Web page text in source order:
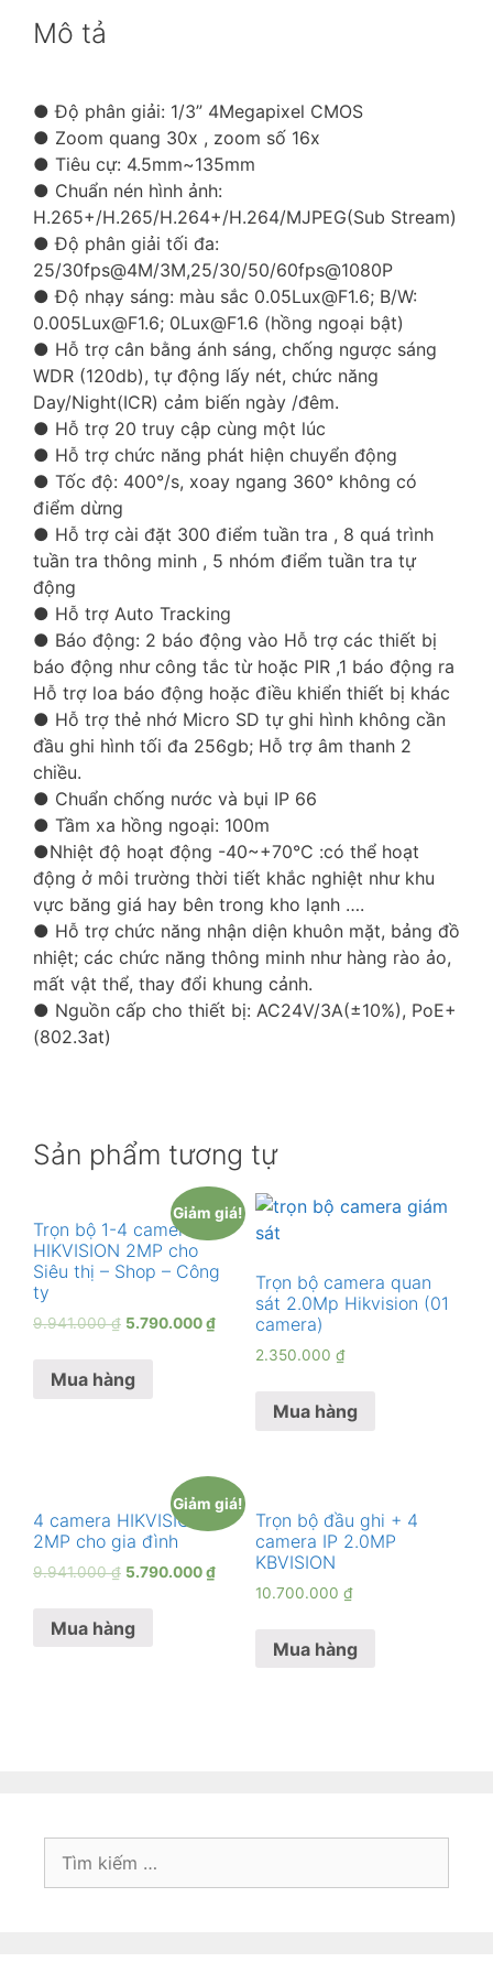
Mô tả
● Độ phân giải: 1/3” 4Megapixel CMOS
● Zoom quang 30x , zoom số 16x
● Tiêu cự: 4.5mm~135mm
● Chuẩn nén hình ảnh:
H.265+/H.265/H.264+/H.264/MJPEG(Sub Stream)
● Độ phân giải tối đa:
25/30fps@4M/3M,25/30/50/60fps@1080P
● Độ nhạy sáng: màu sắc 0.05Lux@F1.6; B/W:
0.005Lux@F1.6; 0Lux@F1.6 (hồng ngoại bật)
● Hỗ trợ cân bằng ánh sáng, chống ngược sáng
WDR (120db), tự động lấy nét, chức năng
Day/Night(ICR) cảm biến ngày /đêm.
● Hỗ trợ 20 truy cập cùng một lúc
● Hỗ trợ chức năng phát hiện chuyển động
● Tốc độ: 400°/s, xoay ngang 360° không có
điểm dừng
● Hỗ trợ cài đặt 300 điểm tuần tra , 8 quá trình
tuần tra thông minh , 5 nhóm điểm tuần tra tự
động
● Hỗ trợ Auto Tracking
● Báo động: 2 báo động vào Hỗ trợ các thiết bị
báo động như công tắc từ hoặc PIR ,1 báo động ra
Hỗ trợ loa báo động hoặc điều khiển thiết bị khác
● Hỗ trợ thẻ nhớ Micro SD tự ghi hình không cần
đầu ghi hình tối đa 256gb; Hỗ trợ âm thanh 2
chiều.
● Chuẩn chống nước và bụi IP 66
● Tầm xa hồng ngoại: 100m
●Nhiệt độ hoạt động -40~+70°C :có thể hoạt
động ở môi trường thời tiết khắc nghiệt như khu
vực băng giá hay bên trong kho lạnh ….
● Hỗ trợ chức năng nhận diện khuôn mặt, bảng đồ
nhiệt; các chức năng thông minh như hàng rào ảo,
mất vật thể, thay đổi khung cảnh.
● Nguồn cấp cho thiết bị: AC24V/3A(±10%), PoE+
(802.3at)
Sản phẩm tương tự
Giảm giá!
Trọn bộ 1-4 camera
HIKVISION 2MP cho
Siêu thị – Shop – Công
ty
9.941.000₫ 5.790.000₫
Mua hàng
Trọn bộ camera quan
sát 2.0Mp Hikvision (01
camera)
2.350.000 ₫
Mua hàng
Giảm giá!
4 camera HIKVISION
2MP cho gia đình
9.941.000₫ 5.790.000₫
Mua hàng
Trọn bộ đầu ghi + 4
camera IP 2.0MP
KBVISION
10.700.000 ₫
Mua hàng